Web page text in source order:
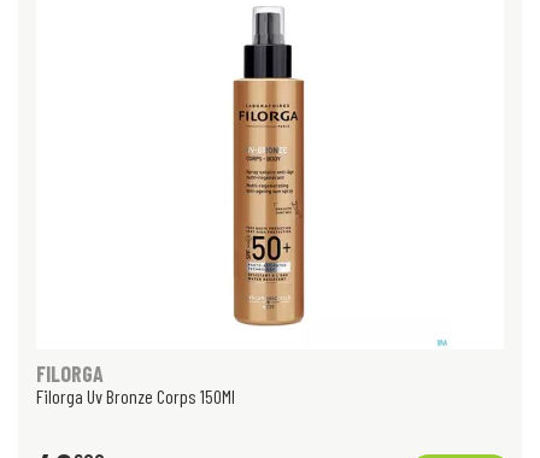
FILORGA
Filorga Uv Bronze Corps 150Ml